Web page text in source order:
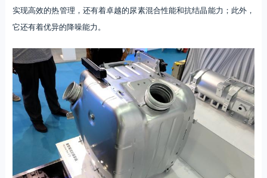
实现高效的热管理，还有着卓越的尿素混合性能和抗结晶能力；此外，
它还有着优异的降噪能力。